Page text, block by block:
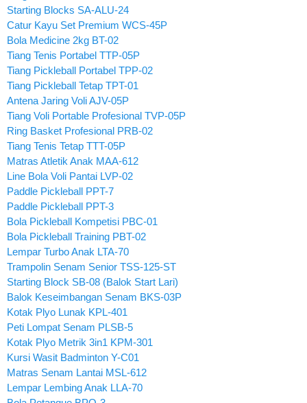
Starting Blocks SA-ALU-24
Catur Kayu Set Premium WCS-45P
Bola Medicine 2kg BT-02
Tiang Tenis Portabel TTP-05P
Tiang Pickleball Portabel TPP-02
Tiang Pickleball Tetap TPT-01
Antena Jaring Voli AJV-05P
Tiang Voli Portable Profesional TVP-05P
Ring Basket Profesional PRB-02
Tiang Tenis Tetap TTT-05P
Matras Atletik Anak MAA-612
Line Bola Voli Pantai LVP-02
Paddle Pickleball PPT-7
Paddle Pickleball PPT-3
Bola Pickleball Kompetisi PBC-01
Bola Pickleball Training PBT-02
Lempar Turbo Anak LTA-70
Trampolin Senam Senior TSS-125-ST
Starting Block SB-08 (Balok Start Lari)
Balok Keseimbangan Senam BKS-03P
Kotak Plyo Lunak KPL-401
Peti Lompat Senam PLSB-5
Kotak Plyo Metrik 3in1 KPM-301
Kursi Wasit Badminton Y-C01
Matras Senam Lantai MSL-612
Lempar Lembing Anak LLA-70